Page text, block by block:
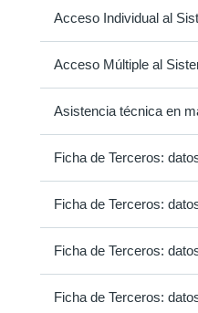
Acceso Individual al
Acceso Múltiple al
Asistencia técnica en
Ficha de Terceros:
Ficha de Terceros:
Ficha de Terceros:
Ficha de Terceros: